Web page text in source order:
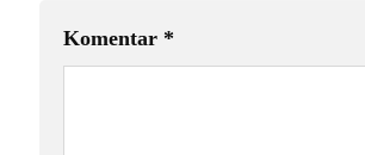
Komentar *